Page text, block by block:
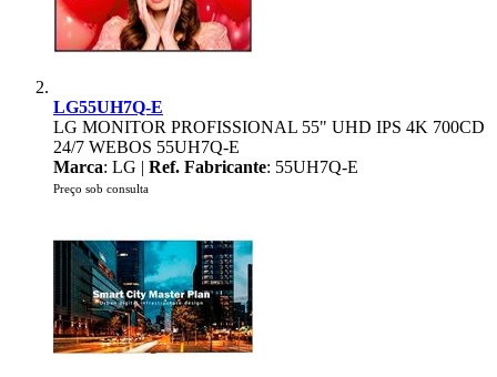
LG55UH7Q-E
LG MONITOR PROFISSIONAL 55" UHD IPS 4K 700CD
24/7 WEBOS 55UH7Q-E
Marca: LG | Ref. Fabricante: 55UH7Q-E
Preço sob consulta